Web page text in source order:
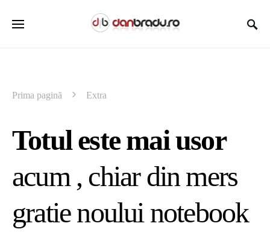
Prima pagină Extra
Totul este mai usor
acum , chiar din mers
gratie noului notebook